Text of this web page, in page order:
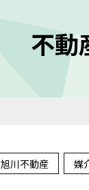
不動
旭川不動産 媒